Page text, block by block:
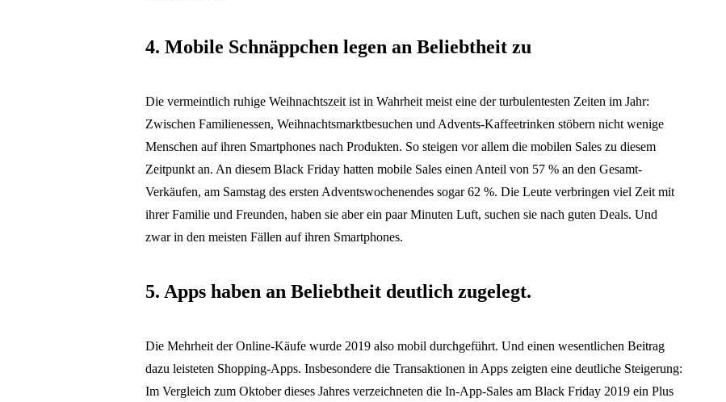
4. Mobile Schnäppchen legen an Beliebtheit zu
Die vermeintlich ruhige Weihnachtszeit ist in Wahrheit meist eine der turbulentesten Zeiten im Jahr:
Zwischen Familienessen, Weihnachtsmarktbesuchen und Advents-Kaffeetrinken stöbern nicht wenige
Menschen auf ihren Smartphones nach Produkten. So steigen vor allem die mobilen Sales zu diesem
Zeitpunkt an. An diesem Black Friday hatten mobile Sales einen Anteil von 57 % an den Gesamt-
Verkäufen, am Samstag des ersten Adventswochenendes sogar 62 %. Die Leute verbringen viel Zeit mit
ihrer Familie und Freunden, haben sie aber ein paar Minuten Luft, suchen sie nach guten Deals. Und
zwar in den meisten Fällen auf ihren Smartphones.
5. Apps haben an Beliebtheit deutlich zugelegt.
Die Mehrheit der Online-Käufe wurde 2019 also mobil durchgeführt. Und einen wesentlichen Beitrag
dazu leisteten Shopping-Apps. Insbesondere die Transaktionen in Apps zeigten eine deutliche Steigerung:
Im Vergleich zum Oktober dieses Jahres verzeichneten die In-App-Sales am Black Friday 2019 ein Plus